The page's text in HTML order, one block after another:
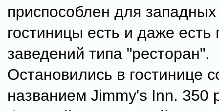
приспособлен для
гостиницы есть и даже есть
заведений типа "ресторан".
Остановились в гостинице
названием Jimmy's Inn. 350